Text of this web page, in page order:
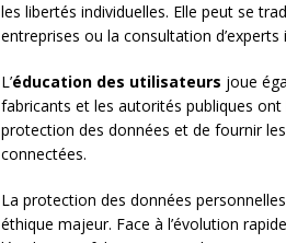
les libertés individuelles. Elle peut se
entreprises ou la consultation d’experts
L’éducation des utilisateurs joue
fabricants et les autorités publiques
protection des données et de fournir
connectées.
La protection des données
éthique majeur. Face à l’évolution